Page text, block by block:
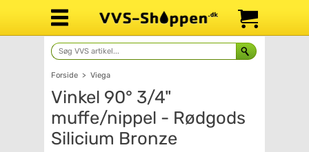
Forside > Viega
Vinkel 90° 3/4"
muffe/nippel - Rødgods
Silicium Bronze